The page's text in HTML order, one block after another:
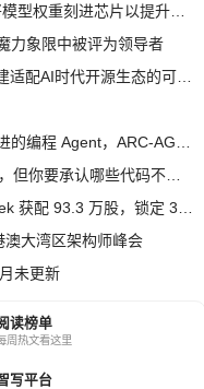
力象限中被评为领导者
大湾区架构师峰会
未更新
读榜单
周热文看这里
写平台